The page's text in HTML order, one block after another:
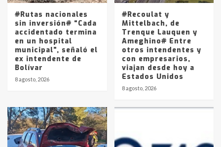
5
#Rutas nacionales
sin inversión# “Cada
accidentado termina
en un hospital
municipal”, señaló el
ex intendente de
Bolívar
8 agosto, 2026
#Recoulat y
Mittelbach, de
Trenque Lauquen y
Ameghino# Entre
otros intendentes y
con empresarios,
viajan desde hoy a
Estados Unidos
8 agosto, 2026